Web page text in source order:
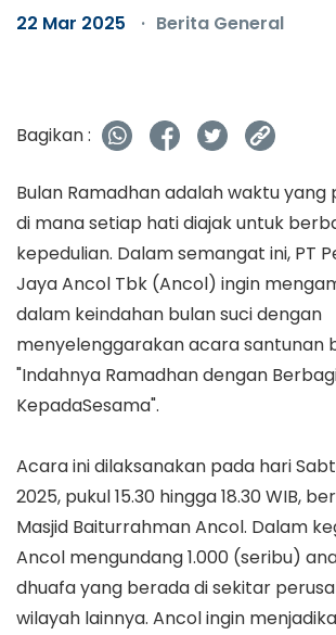
22 Mar 2025 Berita General
Bagikan :
Bulan Ramadhan adalah waktu yang
di mana setiap hati diajak untuk
kepedulian. Dalam semangat ini, PT
Jaya Ancol Tbk (Ancol) ingin
dalam keindahan bulan suci dengan
menyelenggarakan acara santunan
"Indahnya Ramadhan dengan
KepadaSesama".
Acara ini dilaksanakan pada hari
2025, pukul 15.30 hingga 18.30 WIB,
Masjid Baiturrahman Ancol. Dalam
Ancol mengundang 1.000 (seribu)
dhuafa yang berada di sekitar
wilayah lainnya. Ancol ingin